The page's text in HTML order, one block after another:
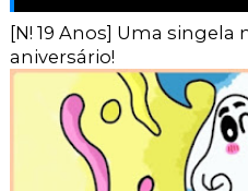
[N! 19 Anos] Uma
aniversário!